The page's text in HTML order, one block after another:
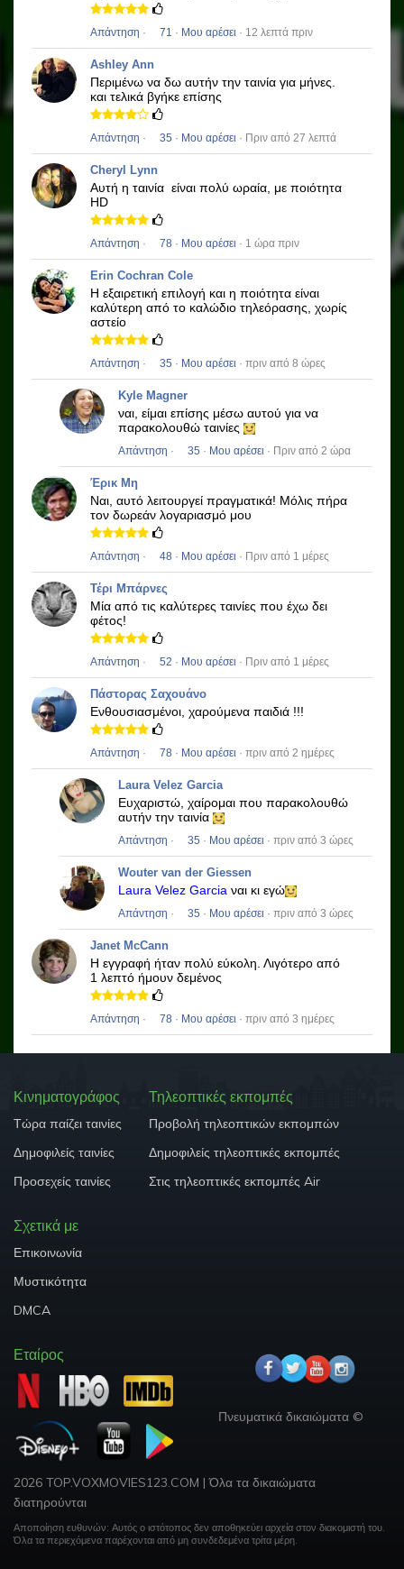
Απάντηση · 71 · Μου αρέσει · 12 λεπτά πριν
Ashley Ann
Περιμένω να δω αυτήν την ταινία για μήνες.
και τελικά βγήκε επίσης
Απάντηση · 35 · Μου αρέσει · Πριν από 27 λεπτά
Cheryl Lynn
Αυτή η ταινία είναι πολύ ωραία, με ποιότητα
HD
Απάντηση · 78 · Μου αρέσει · 1 ώρα πριν
Erin Cochran Cole
Η εξαιρετική επιλογή και η ποιότητα είναι
καλύτερη από το καλώδιο τηλεόρασης, χωρίς
αστείο
Απάντηση · 35 · Μου αρέσει · πριν από 8 ώρες
Kyle Magner
ναι, είμαι επίσης μέσω αυτού για να
παρακολουθώ ταινίες
Απάντηση · 35 · Μου αρέσει · Πριν από 2 ώρα
Έρικ Μη
Ναι, αυτό λειτουργεί πραγματικά! Μόλις πήρα
τον δωρεάν λογαριασμό μου
Απάντηση · 48 · Μου αρέσει · Πριν από 1 μέρες
Τέρι Μπάρνες
Μία από τις καλύτερες ταινίες που έχω δει
φέτος!
Απάντηση · 52 · Μου αρέσει · Πριν από 1 μέρες
Πάστορας Σαχουάνο
Ενθουσιασμένοι, χαρούμενα παιδιά !!!
Απάντηση · 78 · Μου αρέσει · πριν από 2 ημέρες
Laura Velez Garcia
Ευχαριστώ, χαίρομαι που παρακολουθώ
αυτήν την ταινία
Απάντηση · 35 · Μου αρέσει · πριν από 3 ώρες
Wouter van der Giessen
Laura Velez Garcia ναι κι εγώ
Απάντηση · 35 · Μου αρέσει · πριν από 3 ώρες
Janet McCann
Η εγγραφή ήταν πολύ εύκολη. Λιγότερο από
1 λεπτό ήμουν δεμένος
Απάντηση · 78 · Μου αρέσει · πριν από 3 ημέρες
Κινηματογράφος
Τώρα παίζει ταινίες
Δημοφιλείς ταινίες
Προσεχείς ταινίες
Τηλεοπτικές εκπομπές
Προβολή τηλεοπτικών εκπομπών
Δημοφιλείς τηλεοπτικές εκπομπές
Στις τηλεοπτικές εκπομπές Air
Σχετικά με
Επικοινωνία
Μυστικότητα
DMCA
Εταίρος
Πνευματικά δικαιώματα ©
2026 TOP.VOXMOVIES123.COM |Όλα τα δικαιώματα
διατηρούνται
Αποποίηση ευθυνών: Αυτός ο ιστότοπος δεν αποθηκεύει αρχεία στον διακομιστή του.
Όλα τα περιεχόμενα παρέχονται από μη συνδεδεμένα τρίτα μέρη.